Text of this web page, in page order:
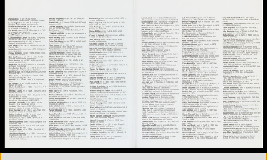
Lieu d'édition
Heidelberg
Date d'édition
1994
Série/Collection
Collection du Musée de
l'Elysée, Lausanne
Catégorie
Musées, colletions,
expositions
Type de reliure
Broché
Nombre
d'images
152
Information
images
Couleur, Noir & Blanc
Nombre de
152 pages